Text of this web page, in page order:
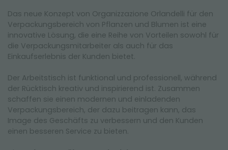
Das neue Konzept von Organizzazione Orlandelli für den
Verpackungsbereich von Pflanzen und Blumen ist eine
innovative Lösung, die eine Reihe von Vorteilen sowohl für
die Verpackungsmitarbeiter als auch für das
Einkaufserlebnis der Kunden bietet.
Der Arbeitstisch ist funktional und professionell, während
der Rücktisch kreativ und inspirierend ist. Zusammen
schaffen sie einen modernen und einladenden
Verpackungsbereich, der dazu beitragen kann, das
Image des Geschäfts zu verbessern und den Kunden
einen besseren Service zu bieten.